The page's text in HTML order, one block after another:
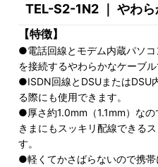
TEL-S2-1N2 ｜ やわら
【特徴】
●電話回線とモデム内蔵パソ
を接続するやわらかなケーブル
●ISDN回線とDSUまたはDSU
る際にも使用できます。
●厚さ約1.0mm（1.1mm）な
きまにもスッキリ配線できる
す。
●軽くてかさばらないので携帯